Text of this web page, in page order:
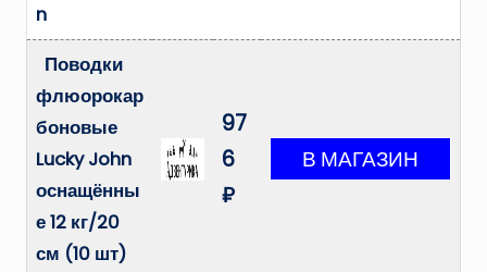
n
Поводки
флюорокар
боновые
Lucky John
оснащённы
е 12 кг/20
см (10 шт)
97
6
₽